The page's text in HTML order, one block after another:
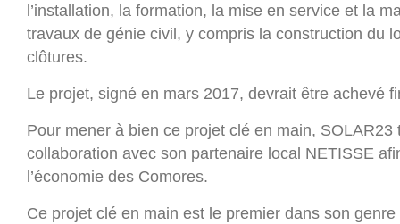
l’installation, la formation, la mise en service et la
travaux de génie civil, y compris la construction du
clôtures.
Le projet, signé en mars 2017, devrait être achevé
Pour mener à bien ce projet clé en main, SOLAR23
collaboration avec son partenaire local NETISSE
l’économie des Comores.
Ce projet clé en main est le premier dans son